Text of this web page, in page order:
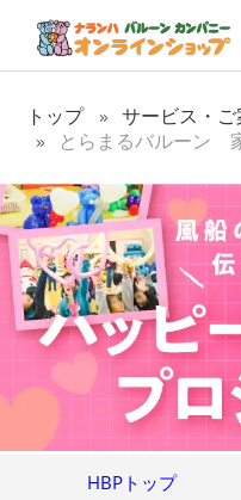
トップ サービス・ご
とらまるバルーン
HBPトップ